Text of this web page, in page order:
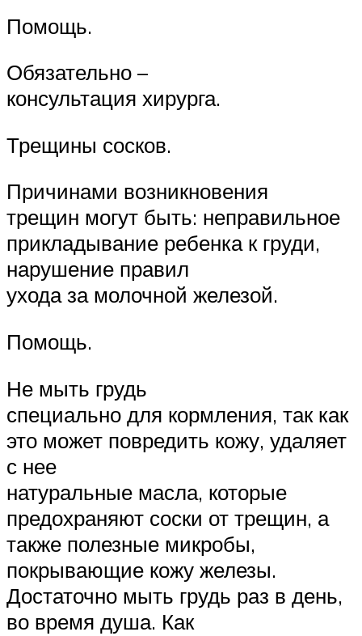
Помощь.
Обязательно –
консультация хирурга.
Трещины сосков.
Причинами возникновения
трещин могут быть: неправильное
прикладывание ребенка к груди,
нарушение правил
ухода за молочной железой.
Помощь.
Не мыть грудь
специально для кормления, так как
это может повредить кожу, удаляет
с нее
натуральные масла, которые
предохраняют соски от трещин, а
также полезные микробы,
покрывающие кожу железы.
Достаточно мыть грудь раз в день,
во время душа. Как